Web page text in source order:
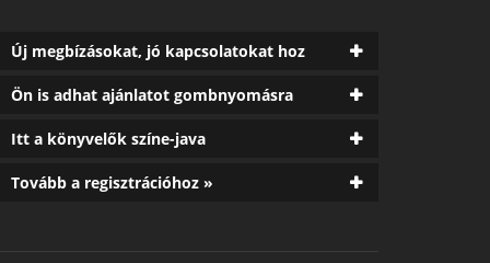
Új megbízásokat, jó kapcsolatokat hoz
Ön is adhat ajánlatot gombnyomásra
Itt a könyvelők színe-java
Tovább a regisztrációhoz »